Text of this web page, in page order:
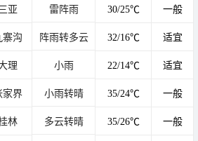
亚 雷阵雨 30/25℃ 一般
寨沟 阵雨转多云 32/16℃ 适宜
理 小雨 22/14℃ 适宜
家界 小雨转晴 35/24℃ 一般
林 多云转晴 35/26℃ 一般